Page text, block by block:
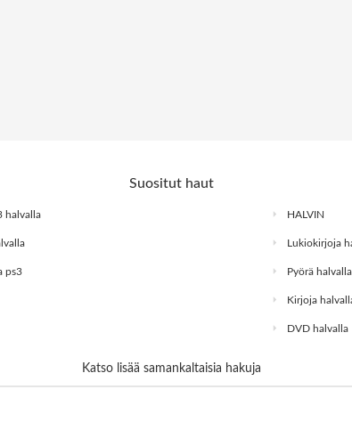
Suositut haut
halvalla
ps3
HALVIN
Lukiokirjoja
Pyörä halvalla
Kirjoja
DVD halvalla
Katso lisää samankaltaisia hakuja